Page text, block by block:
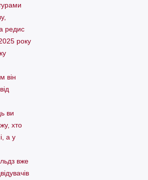
редис
року
він
ви
хто
а у
вже